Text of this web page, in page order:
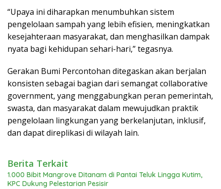
“Upaya ini diharapkan menumbuhkan sistem
pengelolaan sampah yang lebih efisien, meningkatkan
kesejahteraan masyarakat, dan menghasilkan dampak
nyata bagi kehidupan sehari-hari,” tegasnya.
Gerakan Bumi Percontohan ditegaskan akan berjalan
konsisten sebagai bagian dari semangat collaborative
government, yang menggabungkan peran pemerintah,
swasta, dan masyarakat dalam mewujudkan praktik
pengelolaan lingkungan yang berkelanjutan, inklusif,
dan dapat direplikasi di wilayah lain.
Berita Terkait
1.000 Bibit Mangrove Ditanam di Pantai Teluk Lingga Kutim,
KPC Dukung Pelestarian Pesisir